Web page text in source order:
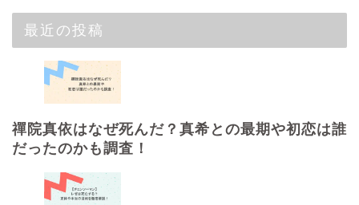
最近の投稿
禪院真依はなぜ死んだ？真希との最期や初恋は誰
だったのかも調査！